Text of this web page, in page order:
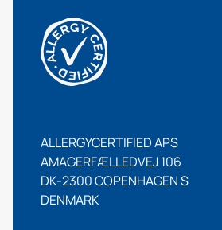
ALLERGYCERTIFIED APS
AMAGERFÆLLEDVEJ 106
DK-2300 COPENHAGEN S
DENMARK